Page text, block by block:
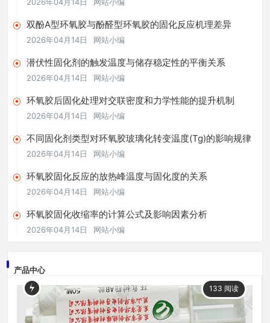
液黏度过大、流动性下降，无法正常施胶
双酚A型环氧胶与酚醛型环氧胶的固化反应机理差异
2026年04月14日 网站小编
潜伏性固化剂的触发温度与储存稳定性的平衡关系
2026年04月14日 网站小编
环氧胶后固化处理对交联密度和力学性能的提升机制
2026年04月14日 网站小编
不同固化剂类型对环氧胶玻璃化转变温度(Tg)的影响规律
2026年04月14日 网站小编
环氧胶固化反应的放热峰温度与固化度的关系
2026年04月14日 网站小编
环氧胶固化收缩率的计算公式及影响因素分析
2026年04月14日 网站小编
产品中心
133 阅读